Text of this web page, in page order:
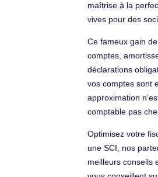
maîtrise à la
vives pour des
Ce fameux gain
comptes,
déclarations
vos comptes sont
approximation
comptable pas
Optimisez votre
une SCI, nos
meilleurs conseils